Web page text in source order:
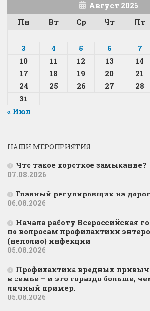
Август 2026
Пн
Вт Ср Чт Пт
3
4 5 6 7
10
11 12 13 14
17
18 19 20 21
24
25 26 27 28
31
« Июл
НАШИ МЕРОПРИЯТИЯ
Что такое короткое замыкание?
07.08.2026
Главный регулировщик на
06.08.2026
Начала работу Всероссийская
по вопросам профилактики
(неполио) инфекции
05.08.2026
Профилактика вредных
в семье – и это гораздо больше,
личный пример.
05.08.2026